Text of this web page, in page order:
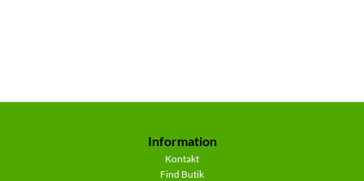
Information
Kontakt
Find Butik